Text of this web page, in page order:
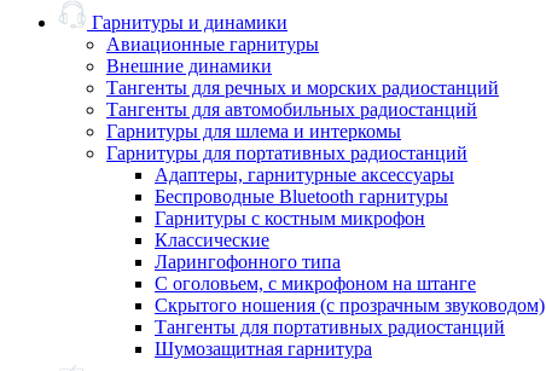
Гарнитуры и динамики
Авиационные гарнитуры
Внешние динамики
Тангенты для речных и морских радиостанций
Тангенты для автомобильных радиостанций
Гарнитуры для шлема и интеркомы
Гарнитуры для портативных радиостанций
Адаптеры, гарнитурные аксессуары
Беспроводные Bluetooth гарнитуры
Гарнитуры с костным микрофон
Классические
Ларингофонного типа
С оголовьем, с микрофоном на штанге
Скрытого ношения (с прозрачным звуководом)
Тангенты для портативных радиостанций
Шумозащитная гарнитура